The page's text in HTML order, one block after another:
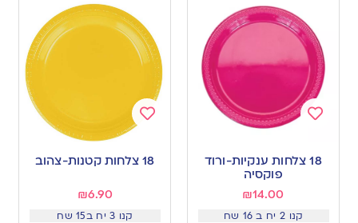
to 18 צלחות ענקיות-ורוד
פוקסיה
₪14.00
קנו 2 יח ב 16 שח
to
18 צלחות קטנות-צהוב
₪6.90
קנו 3 יח ב15 שח